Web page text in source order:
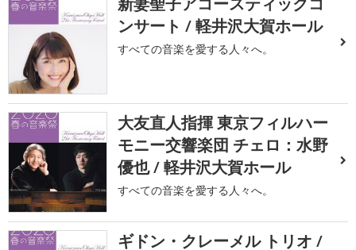
ンサート / 軽井沢大賀ホール
すべての音楽を愛する人々へ。
大友直人指揮 東京フィルハー
モニー交響楽団 チェロ：水野
優也 / 軽井沢大賀ホール
すべての音楽を愛する人々へ。
ギドン・クレーメル トリオ /